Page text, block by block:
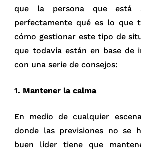
que la persona que está
perfectamente qué es lo que
cómo gestionar este tipo de
que todavía están en base de
con una serie de consejos:
1. Mantener la calma
En medio de cualquier
donde las previsiones no se
buen líder tiene que